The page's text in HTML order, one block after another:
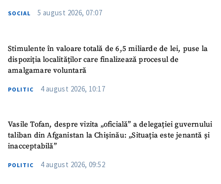
SOCIAL 5 august 2026, 07:07
Stimulente în valoare totală de 6,5 miliarde de lei, puse la
dispoziția localităților care finalizează procesul de
amalgamare voluntară
POLITIC 4 august 2026, 10:17
Vasile Tofan, despre vizita „oficială” a delegației guvernului
taliban din Afganistan la Chișinău: „Situația este jenantă și
inacceptabilă”
POLITIC 4 august 2026, 09:52